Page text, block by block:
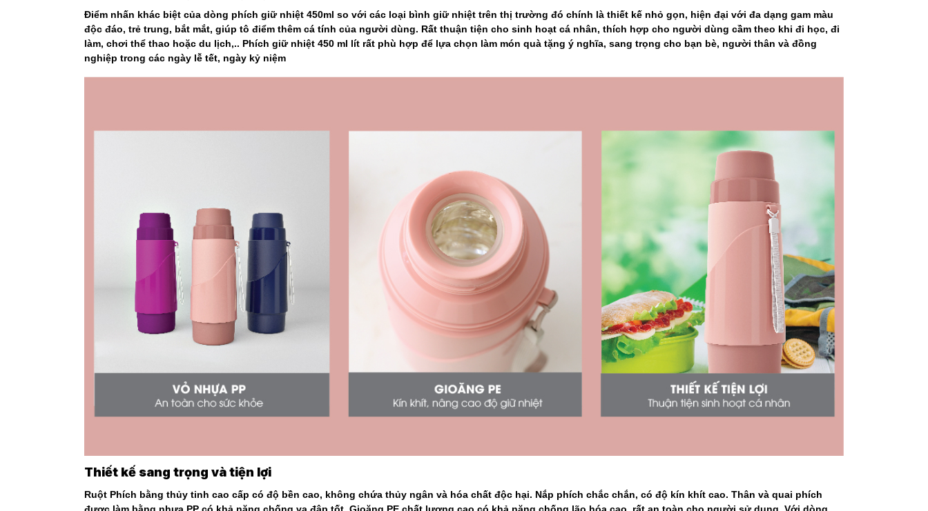
Điểm nhấn khác biệt của dòng phích giữ nhiệt 450ml so với các loại bình giữ nhiệt trên thị trường đó chính là thiết kế nhỏ gọn, hiện đại với đa dạng gam màu
độc đáo, trẻ trung, bắt mắt, giúp tô điểm thêm cá tính của người dùng. Rất thuận tiện cho sinh hoạt cá nhân, thích hợp cho người dùng cầm theo khi đi học, đi
làm, chơi thể thao hoặc du lịch,.. Phích giữ nhiệt 450 ml lít rất phù hợp để lựa chọn làm món quà tặng ý nghĩa, sang trọng cho bạn bè, người thân và đồng
nghiệp trong các ngày lễ tết, ngày kỷ niệm
Thiết kế sang trọng và tiện lợi
Ruột Phích bằng thủy tinh cao cấp có độ bền cao, không chứa thủy ngân và hóa chất độc hại. Nắp phích chắc chắn, có độ kín khít cao. Thân và quai phích